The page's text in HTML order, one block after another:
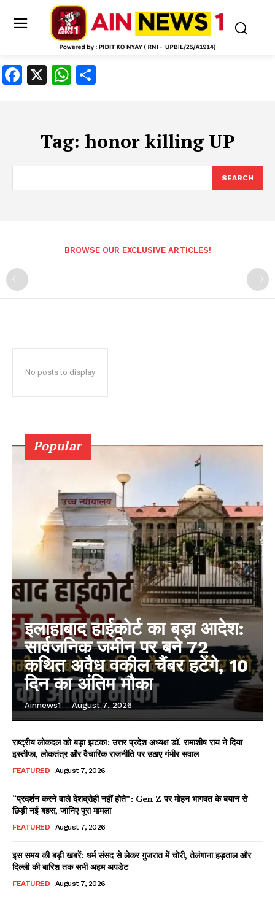
Facebook
X WhatsApp
Share
Facebook
X WhatsApp
Tag: honor killing UP
SEARCH
BROWSE OUR EXCLUSIVE ARTICLES!
No posts to display
Popular
इलाहाबाद हाईकोर्ट का बड़ा आदेश:
सार्वजनिक जमीन पर बने 72
कथित अवैध वकील चैंबर हटेंगे, 10
दिन का अंतिम मौका
Ainnews1 - August 7, 2026
राष्ट्रीय लोकदल को बड़ा झटका: उत्तर प्रदेश अध्यक्ष डॉ. रामाशीष राय ने दिया
इस्तीफा, लोकतंत्र और वैचारिक राजनीति पर उठाए गंभीर सवाल
FEATURED August 7, 2026
“प्रदर्शन करने वाले देशद्रोही नहीं होते”: Gen Z पर मोहन भागवत के बयान से
छिड़ी नई बहस, जानिए पूरा मामला
FEATURED August 7, 2026
इस समय की बड़ी खबरें: धर्म संसद से लेकर गुजरात में चोरी, तेलंगाना हड़ताल और
दिल्ली की बारिश तक सभी अहम अपडेट
FEATURED August 7, 2026